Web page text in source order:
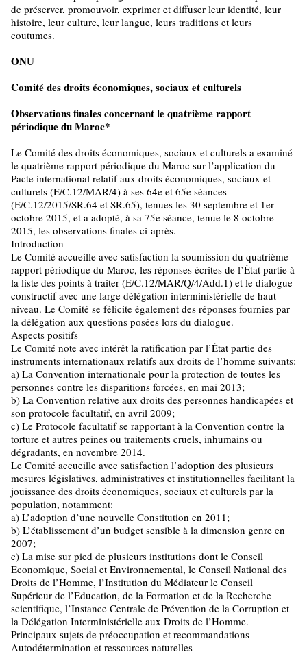
de préserver, promouvoir, exprimer et diffuser leur identité, leur
histoire, leur culture, leur langue, leurs traditions et leurs
coutumes.
ONU
Comité des droits économiques, sociaux et culturels
Observations finales concernant le quatrième rapport
périodique du Maroc*
Le Comité des droits économiques, sociaux et culturels a examiné
le quatrième rapport périodique du Maroc sur l’application du
Pacte international relatif aux droits économiques, sociaux et
culturels (E/C.12/MAR/4) à ses 64e et 65e séances
(E/C.12/2015/SR.64 et SR.65), tenues les 30 septembre et 1er
octobre 2015, et a adopté, à sa 75e séance, tenue le 8 octobre
2015, les observations finales ci-après.
Introduction
Le Comité accueille avec satisfaction la soumission du quatrième
rapport périodique du Maroc, les réponses écrites de l’État partie à
la liste des points à traiter (E/C.12/MAR/Q/4/Add.1) et le dialogue
constructif avec une large délégation interministérielle de haut
niveau. Le Comité se félicite également des réponses fournies par
la délégation aux questions posées lors du dialogue.
Aspects positifs
Le Comité note avec intérêt la ratification par l’État partie des
instruments internationaux relatifs aux droits de l’homme suivants:
a) La Convention internationale pour la protection de toutes les
personnes contre les disparitions forcées, en mai 2013;
b) La Convention relative aux droits des personnes handicapées et
son protocole facultatif, en avril 2009;
c) Le Protocole facultatif se rapportant à la Convention contre la
torture et autres peines ou traitements cruels, inhumains ou
dégradants, en novembre 2014.
Le Comité accueille avec satisfaction l’adoption des plusieurs
mesures législatives, administratives et institutionnelles facilitant la
jouissance des droits économiques, sociaux et culturels par la
population, notamment:
a) L’adoption d’une nouvelle Constitution en 2011;
b) L’établissement d’un budget sensible à la dimension genre en
2007;
c) La mise sur pied de plusieurs institutions dont le Conseil
Economique, Social et Environnemental, le Conseil National des
Droits de l’Homme, l’Institution du Médiateur le Conseil
Supérieur de l’Education, de la Formation et de la Recherche
scientifique, l’Instance Centrale de Prévention de la Corruption et
la Délégation Interministérielle aux Droits de l’Homme.
Principaux sujets de préoccupation et recommandations
Autodétermination et ressources naturelles